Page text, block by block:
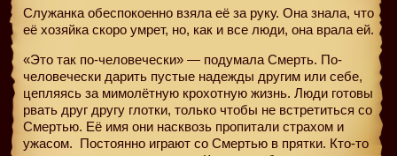
Служанка обеспокоенно взяла её за руку. Она знала, что
её хозяйка скоро умрет, но, как и все люди, она врала ей.
«Это так по-человечески» — подумала Смерть. По-
человечески дарить пустые надежды другим или себе,
цепляясь за мимолётную крохотную жизнь. Люди готовы
рвать друг другу глотки, только чтобы не встретиться со
Смертью. Её имя они насквозь пропитали страхом и
ужасом. Постоянно играют со Смертью в прятки. Кто-то